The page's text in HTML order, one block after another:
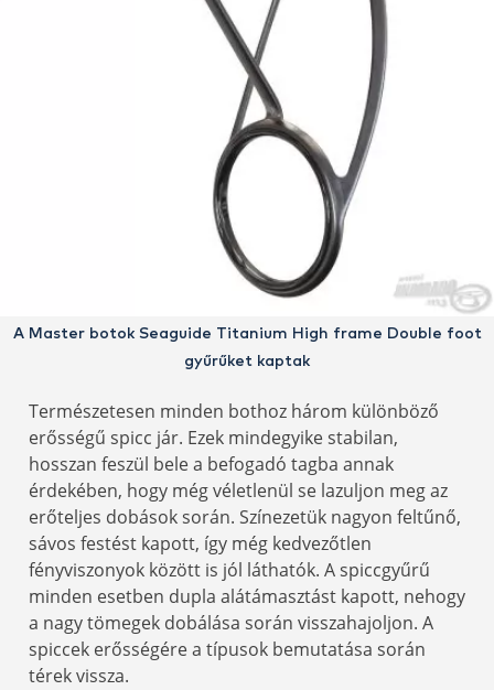
A Master botok Seaguide Titanium High frame Double foot
gyűrűket kaptak
Természetesen minden bothoz három különböző
erősségű spicc jár. Ezek mindegyike stabilan,
hosszan feszül bele a befogadó tagba annak
érdekében, hogy még véletlenül se lazuljon meg az
erőteljes dobások során. Színezetük nagyon feltűnő,
sávos festést kapott, így még kedvezőtlen
fényviszonyok között is jól láthatók. A spiccgyűrű
minden esetben dupla alátámasztást kapott, nehogy
a nagy tömegek dobálása során visszahajoljon. A
spiccek erősségére a típusok bemutatása során
térek vissza.